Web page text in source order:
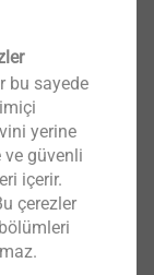
bu sayede
yerine
güvenli
içerir.
çerezler